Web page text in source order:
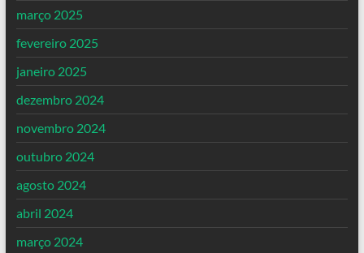
março 2025
fevereiro 2025
janeiro 2025
dezembro 2024
novembro 2024
outubro 2024
agosto 2024
abril 2024
março 2024